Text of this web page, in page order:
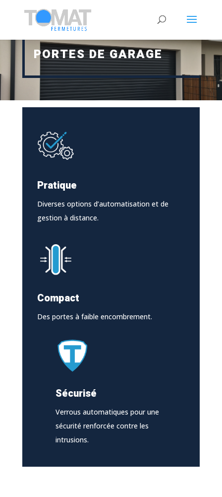
PORTES DE GARAGE
Pratique
Diverses options d’automatisation et de
gestion à distance.
Compact
Des portes à faible encombrement.
Sécurisé
Verrous automatiques pour une
sécurité renforcée contre les
intrusions.